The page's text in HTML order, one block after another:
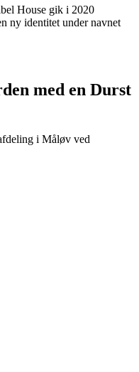
House gik i 2020
ny identitet under navnet
med en Durst
i Måløv ved